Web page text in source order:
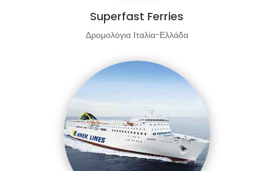
Superfast Ferries
Δρομολόγια Ιταλία-Ελλάδα